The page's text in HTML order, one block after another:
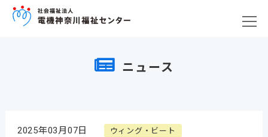
ニュース
2025年03月07日 ウィング・ビート